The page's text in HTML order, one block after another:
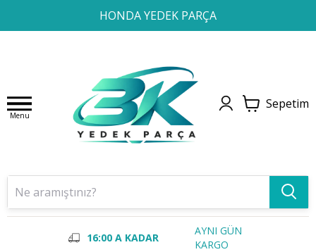
HONDA YEDEK PARÇA
1 2 3 4
Menu
Sepetim
16:00 A KADAR
AYNI GÜN
KARGO